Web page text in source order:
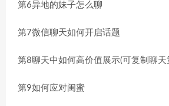
第6异地的妹子怎么聊
第7微信聊天如何开启话题
第8聊天中如何高价值展示(可复制聊
第9如何应对闺蜜